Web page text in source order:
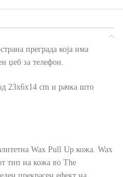
преграда која има
џеб за телефон.
23x6x14 cm и рачка што
Wax Pull Up кожа. Wax
тип на кожа во The